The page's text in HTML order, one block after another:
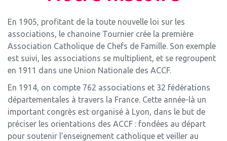
En 1905, profitant de la toute nouvelle loi sur les
associations, le chanoine Tournier crée la première
Association Catholique de Chefs de Famille. Son exemple
est suivi, les associations se multiplient, et se regroupent
en 1911 dans une Union Nationale des ACCF.
En 1914, on compte 762 associations et 32 fédérations
départementales à travers la France. Cette année-là un
important congrès est organisé à Lyon, dans le but de
préciser les orientations des ACCF : fondées au départ
pour soutenir l’enseignement catholique et veiller au